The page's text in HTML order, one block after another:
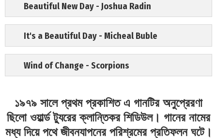
Beautiful New Day - Joshua Radin
It's a Beautiful Day - Micheal Buble
Wind of Change - Scorpions
১৯৭৯ সালে প্রথম প্রকাশিত এ গানটির অনুপ্রেরণা
ছিলো ওয়ার্ল্ড ট্যুরের ক্লান্তিকর শিডিউল। গানের নামের
মধ্য দিয়ে পথে জীবনযাপনের পরিশ্রমের প্রতিফলন ঘটে।